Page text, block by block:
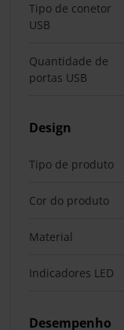
Tipo de conetor
USB
Quantidade de
portas USB
Design
Tipo de produto
Cor do produto
Material
Indicadores LED
Desempenho